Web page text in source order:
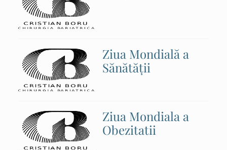
Ziua Mondială a
Sănătății
Ziua Mondiala a
Obezitatii